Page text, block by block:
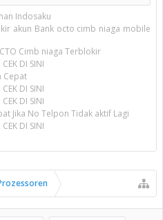
Indosaku
akun Bank octo cimb niaga mobile
Cimb niaga Terblokir
DI SINI
Cepat
DI SINI
DI SINI
Jika No Telpon Tidak aktif Lagi
DI SINI